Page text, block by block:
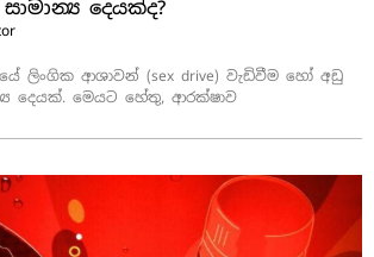
දෙයක්ද?
ලිංගික ආශාවන් (sex drive) වැඩිවීම හෝ අඩු
දෙයක්. මෙයට හේතු, ආරක්ෂාව